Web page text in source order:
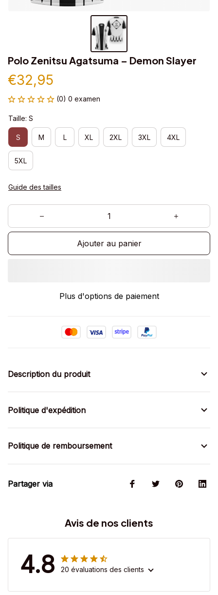
Polo Zenitsu Agatsuma – Demon Slayer
€32,95
(0) 0 examen
Taille: S
S M L XL 2XL 3XL 4XL
5XL
Guide des tailles
Ajouter au panier
Plus d'options de paiement
Description du produit
Politique d'expédition
Politique de remboursement
Partager via
Avis de nos clients
4.8 20 évaluations des clients